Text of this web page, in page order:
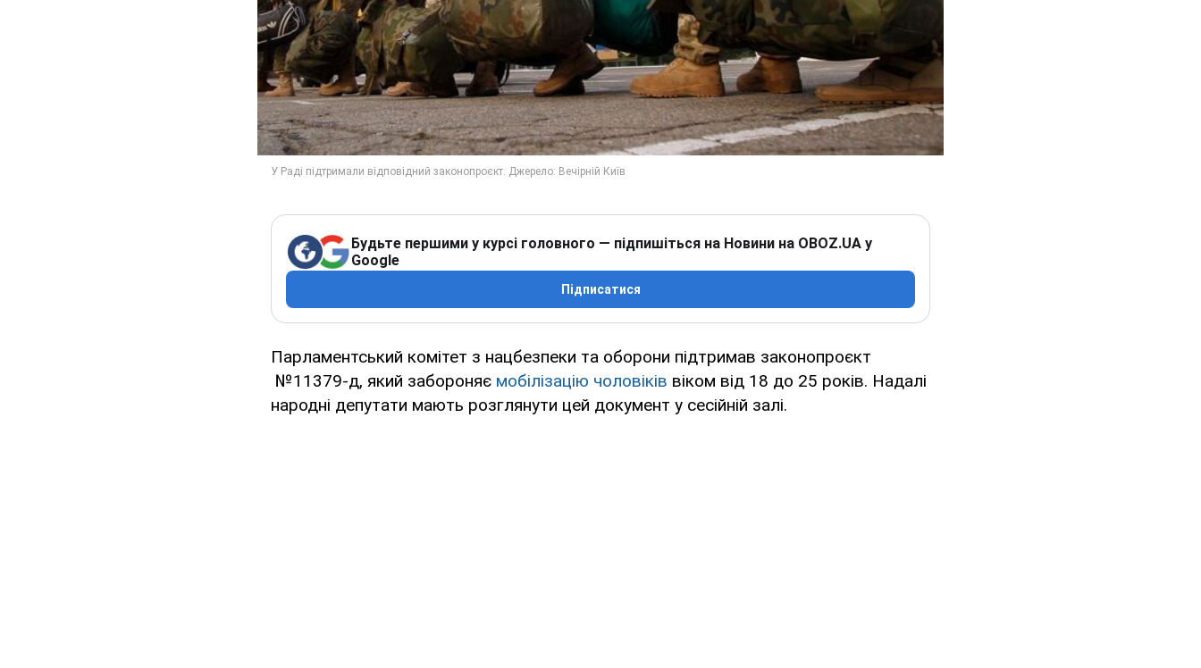
Будьте першими у курсі головного — підпишіться на Новини на OBOZ.UA у
Google
Підписатися
Парламентський комітет з нацбезпеки та оборони підтримав законопроєкт
№11379-д, який забороняє мобілізацію чоловіків віком від 18 до 25 років. Надалі
народні депутати мають розглянути цей документ у сесійній залі.